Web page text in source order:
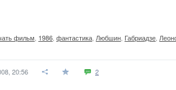
фильм 1986 фантастика Любшин Габриадзе
20:56 2